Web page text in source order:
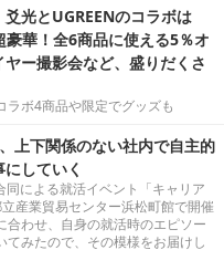
爻光とUGREENのコラボは
豪華！全6商品に使える5％オ
ー撮影会など、盛りだくさ
ラボ4商品や限定でグッズも
上下関係のない社内で自主的
していく
による就活イベント「キャリア
産業貿易センター浜松町館で開催
合わせ、自身の就活時のエピソー
てみたので、その模様をお届けし